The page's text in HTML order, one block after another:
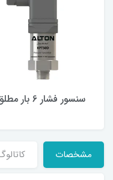
سنسور فشار 6 بار مطلق
مشخصات